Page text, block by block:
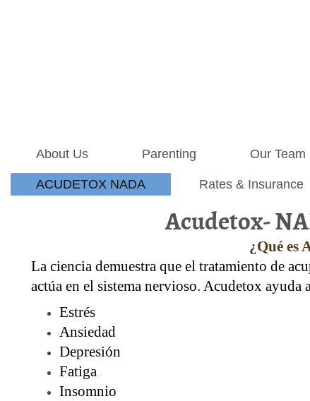
About Us Parenting Our Team
ACUDETOX NADA Rates & Insurance
Acudetox-
¿Qué es
La ciencia demuestra que el tratamiento de
actúa en el sistema nervioso. Acudetox ayuda
Estrés
Ansiedad
Depresión
Fatiga
Insomnio